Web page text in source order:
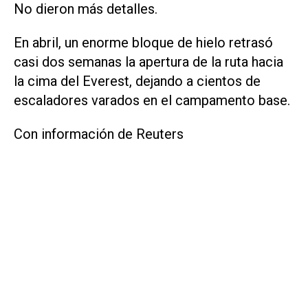
No dieron más detalles.
En abril, un enorme bloque de hielo ​retrasó
casi dos semanas la apertura de la ruta hacia
la cima del Everest, dejando a cientos de
escaladores varados en el campamento base.
Con información de Reuters